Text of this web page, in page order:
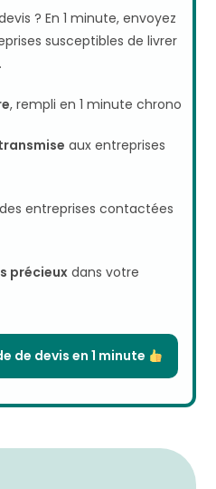
? En 1 minute, envoyez
susceptibles de livrer
, rempli en 1 minute chrono
aux entreprises
des entreprises contactées
précieuxdans votre
de devis en 1 minute